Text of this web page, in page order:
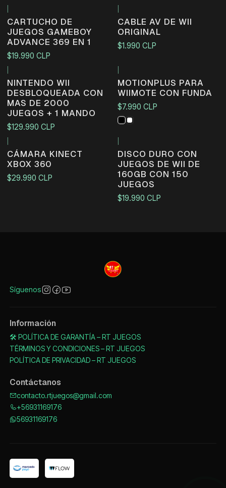
CARTUCHO DE
JUEGOS GAMEBOY
ADVANCE 369 EN 1
$19.990 CLP
CABLE AV DE WII
ORIGINAL
$1.990 CLP
NINTENDO WII
DESBLOQUEADA CON
MAS DE 2000
JUEGOS + 1 MANDO
$129.990 CLP
MOTIONPLUS PARA
WIIMOTE CON FUNDA
$7.990 CLP
CÁMARA KINECT
XBOX 360
$29.990 CLP
DISCO DURO CON
JUEGOS DE WII DE
160GB CON 150
JUEGOS
$19.990 CLP
Síguenos
Información
🛠️ POLÍTICA DE GARANTÍA – RT JUEGOS
TÉRMINOS Y CONDICIONES – RT JUEGOS
POLÍTICA DE PRIVACIDAD – RT JUEGOS
Contáctanos
contacto.rtjuegos@gmail.com
+56931169176
56931169176